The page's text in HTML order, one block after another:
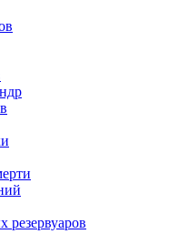
резервуаров